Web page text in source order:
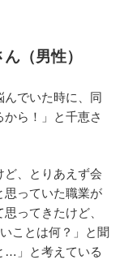
ん（男性）
んでいた時に、同
ら！」と千恵さ
ど、とりあえず会
っていた職業が
ってきたけど、
ことは何？」と聞
… 」と考えている